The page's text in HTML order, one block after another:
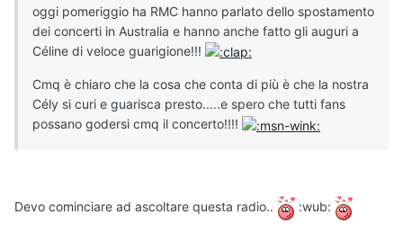
oggi pomeriggio ha RMC hanno parlato dello spostamento
dei concerti in Australia e hanno anche fatto gli auguri a
Céline di veloce guarigione!!!
Cmq è chiaro che la cosa che conta di più è che la nostra
Cély si curi e guarisca presto.....e spero che tutti fans
possano godersi cmq il concerto!!!!
Devo cominciare ad ascoltare questa radio.. :wub: